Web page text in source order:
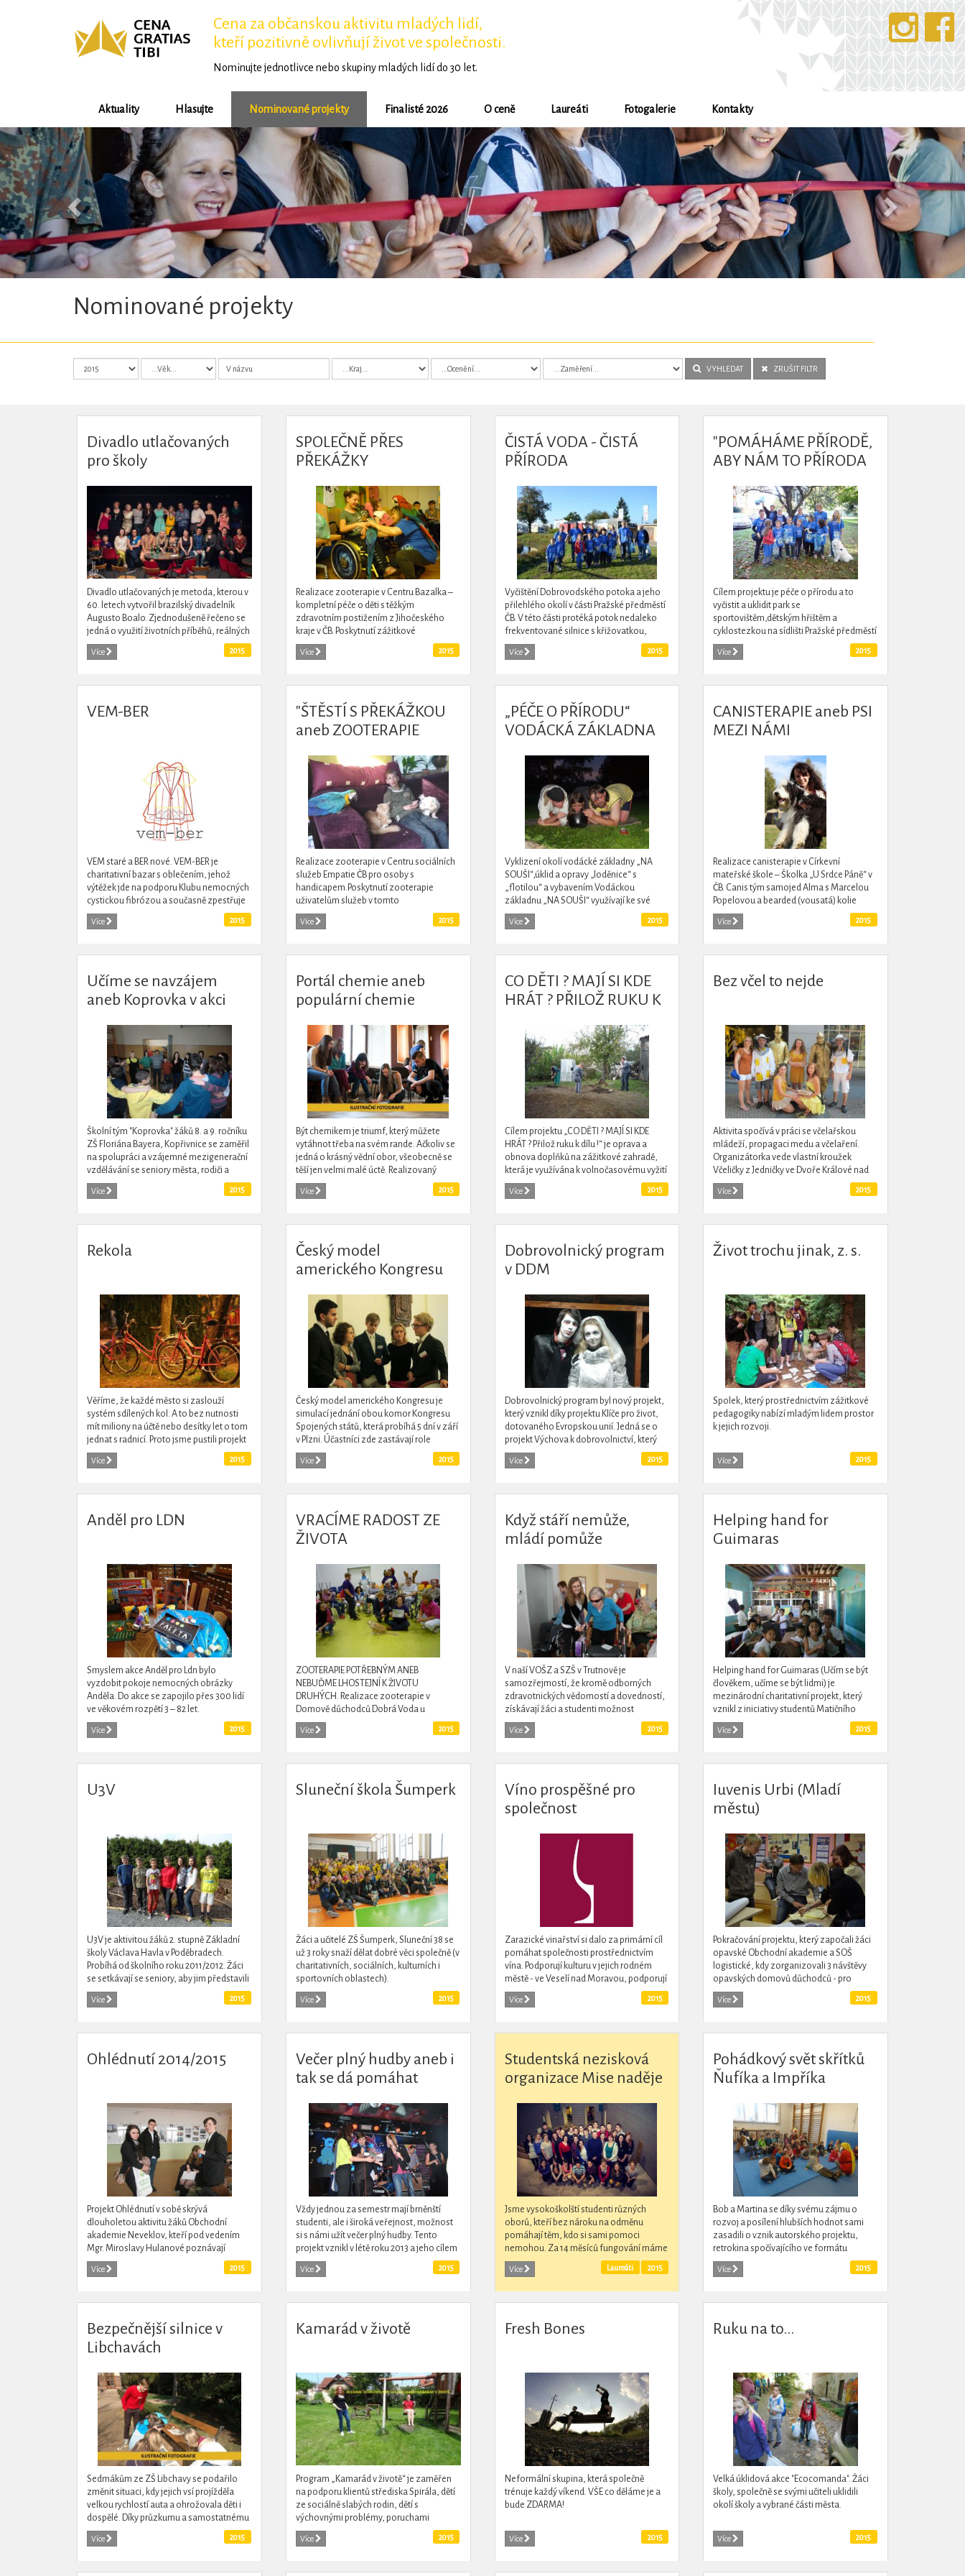
Cena za občanskou aktivitu mladých lidí,
kteří pozitivně ovlivňují život ve společnosti.
Nominujte jednotlivce nebo skupiny mladých lidí do 30 let.
Aktuality Hlasujte Nominované projekty Finalisté 2026 O ceně Laureáti Fotogalerie Kontakty
Předchozí Další
Nominované projekty
VYHLEDAT ZRUŠIT FILTR
Divadlo utlačovaných
pro školy
Divadlo utlačovaných je metoda, kterou v
60. letech vytvořil brazilský divadelník
Augusto Boalo. Zjednodušeně řečeno se
jedná o využití životních příběhů, reálných
situací a divadelních technik k práci se
sociálně...
Více 2015
SPOLEČNĚ PŘES
PŘEKÁŽKY
Realizace zooterapie v Centru Bazalka –
kompletní péče o děti s těžkým
zdravotním postižením z Jihočeského
kraje v ČB. Poskytnutí zážitkové
zooterapie a zooaktivit uživatelům
služeb v tomto zařízení.
Více 2015
ČISTÁ VODA - ČISTÁ
PŘÍRODA
Vyčištění Dobrovodského potoka a jeho
přilehlého okolí v části Pražské předměstí
ČB. V této části protéká potok nedaleko
frekventované silnice s křižovatkou,
průmyslovým areálem a garážemi.
Vodácké oddíly se...
Více 2015
"POMÁHÁME PŘÍRODĚ,
ABY NÁM TO PŘÍRODA
Cílem projektu je péče o přírodu a to
vyčistit a uklidit park se
sportovištěm,dětským hřištěm a
cyklostezkou na sídlišti Pražské předměstí
ČB. Tato „zelená prostranství“ jsou hojně
využíván rodinami, dětmi a...
Více 2015
VEM-BER
VEM staré a BER nové. VEM-BER je
charitativní bazar s oblečením, jehož
výtěžek jde na podporu Klubu nemocných
cystickou fibrózou a současně zpestřuje
život v Nymburce.
Více 2015
"ŠTĚSTÍ S PŘEKÁŽKOU
aneb ZOOTERAPIE
Realizace zooterapie v Centru sociálních
služeb Empatie ČB pro osoby s
handicapem.Poskytnutí zooterapie
uživatelům služeb v tomto
zařízení.Zooterapie speciální forma
fyzioterapie, socioterapie a
Více 2015
„PÉČE O PŘÍRODU“
VODÁCKÁ ZÁKLADNA
Vyklizení okolí vodácké základny „NA
SOUŠI“,úklid a opravy „loděnice“ s
„flotilou“ a vybavením.Vodáckou
základnu „NA SOUŠI“ využívají ke své
volnočasové a sportovní činnosti nejen
vodácké oddíly...
Více 2015
CANISTERAPIE aneb PSI
MEZI NÁMI
Realizace canisterapie v Církevní
mateřské škole – Školka „U Srdce Páně“ v
ČB. Canis tým samojed Alma s Marcelou
Popelovou a bearded (vousatá) kolie
Angus s Kristýnou Duškovou poskytli
canisterapii dětem této školky.
Více 2015
Učíme se navzájem
aneb Koprovka v akci
Školní tým "Koprovka" žáků 8. a 9. ročníku
ZŠ Floriána Bayera, Kopřivnice se zaměřil
na spolupráci a vzájemné mezigenerační
vzdělávání se seniory města, rodiči a
prarodiči žáků školy. Vzájemně se učí...
Více 2015
Portál chemie aneb
populární chemie
Být chemikem je triumf, který můžete
vytáhnot třeba na svém rande. Ačkoliv se
jedná o krásný vědní obor, všeobecně se
těší jen velmi malé úctě. Realizovaný
projekt se snaží o jeho popularizaci. Žáci
jsou vtažni...
Více 2015
CO DĚTI ? MAJÍ SI KDE
HRÁT ? PŘILOŽ RUKU K
Cílem projektu „CO DĚTI ? MAJÍ SI KDE
HRÁT ? Přilož ruku k dílu !“ je oprava a
obnova doplňků na zážitkové zahradě,
která je využívána k volnočasovému vyžití
organizovaných i neorganizovaných
jednotlivců a...
Více 2015
Bez včel to nejde
Aktivita spočívá v práci se včelařskou
mládeží, propagaci medu a včelaření.
Organizátorka vede vlastní kroužek
Včeličky z Jedničky ve Dvoře Králové nad
Labem, pravidelně organizuje pro děti z
místní základní...
Více 2015
Rekola
Věříme, že každé město si zaslouží
systém sdílených kol. A to bez nutnosti
mít miliony na účtě nebo desítky let o tom
jednat s radnicí. Proto jsme pustili projekt
Rekola - bezstanicový bikesharingový
systém. Již nyní...
Více 2015
Český model
amerického Kongresu
Český model amerického Kongresu je
simulací jednání obou komor Kongresu
Spojených států, která probíhá 5 dní v září
v Plzni. Účastníci zde zastávají role
poslanců, senátorů, lobbistů i novinářů a
učí se, jak...
Více 2015
Dobrovolnický program
v DDM
Dobrovolnický program byl nový projekt,
který vznikl díky projektu Klíče pro život,
dotovaného Evropskou unií. Jedná se o
projekt Výchova k dobrovolnictví, který
nabízí mládeži možnosti, jak smysluplně
vyplnit svůj...
Více 2015
Život trochu jinak, z. s.
Spolek, který prostřednictvím zážitkové
pedagogiky nabízí mladým lidem prostor
k jejich rozvoji.
Více 2015
Anděl pro LDN
Smyslem akce Anděl pro Ldn bylo
vyzdobit pokoje nemocných obrázky
Anděla. Do akce se zapojilo přes 300 lidí
ve věkovém rozpětí 3 – 82 let.
Více 2015
VRACÍME RADOST ZE
ŽIVOTA
ZOOTERAPIE POTŘEBNÝM ANEB
NEBUĎME LHOSTEJNÍ K ŽIVOTU
DRUHÝCH. Realizace zooterapie v
Domově důchodců Dobrá Voda u
ČB.Poskytnutí zážitkové zooterapie a
zooaktivit místním uživatelům služeb v
Více 2015
Když stáří nemůže,
mládí pomůže
V naší VOŠZ a SZŠ v Trutnově je
samozřejmostí, že kromě odborných
zdravotnických vědomostí a dovedností,
získávají žáci a studenti možnost
realizovat své budoucí představy
zdravotnické profese v řadě...
Více 2015
Helping hand for
Guimaras
Helping hand for Guimaras (Učím se být
člověkem, učíme se být lidmi) je
mezinárodní charitativní projekt, který
vznikl z iniciativy studentů Matičního
gymnázia v Ostravě na konci roku 2013.
Tento projekt pomáhá dětem z...
Více 2015
U3V
U3V je aktivitou žáků 2. stupně Základní
školy Václava Havla v Poděbradech.
Probíhá od školního roku 2011/2012. Žáci
se setkávají se seniory, aby jim představili
školu dnešních dnů. Aktivita činí ze školy...
Více 2015
Sluneční škola Šumperk
Žáci a učitelé ZŠ Šumperk, Sluneční 38 se
už 3 roky snaží dělat dobré věci společně (v
charitativních, sociálních, kulturních i
sportovních oblastech).
Více 2015
Víno prospěšné pro
společnost
Zarazické vinařství si dalo za primární cíl
pomáhat společnosti prostřednictvím
vína. Podporují kulturu v jejich rodném
městě - ve Veselí nad Moravou, podporují
obor lidského zdraví a prevence -
speciální edice vína...
Více 2015
Iuvenis Urbi (Mladí
městu)
Pokračování projektu, který započali žáci
opavské Obchodní akademie a SOŠ
logistické, kdy zorganizovali 3 návštěvy
opavských domovů důchodců - pro
seniory připravili kulturní program a
věnovali almanach literárních...
Více 2015
Ohlédnutí 2014/2015
Projekt Ohlédnutí v sobě skrývá
dlouholetou aktivitu žáků Obchodní
akademie Neveklov, kteří pod vedením
Mgr. Miroslavy Hulanové poznávají
netradičně československé dějiny.
Více 2015
Večer plný hudby aneb i
tak se dá pomáhat
Vždy jednou za semestr mají brněnští
studenti, ale i široká veřejnost, možnost
si s námi užít večer plný hudby. Tento
projekt vznikl v létě roku 2013 a jeho cílem
je upozornit na děti, kterým osud právě
nepřál a...
Více 2015
Studentská nezisková
organizace Mise naděje
Jsme vysokoškolští studenti různých
oborů, kteří bez nároku na odměnu
pomáhají těm, kdo si sami pomoci
nemohou. Za 14 měsíců fungování máme
přes 10 fungujících dobročinných projektů
zaměřených na pomoc...
Více 2015
Laureáti
Pohádkový svět skřítků
Ňufíka a Impříka
Bob a Martina se díky svému zájmu o
rozvoj a posílení hlubších hodnot sami
zasadili o vznik autorského projektu,
retrokina spočívajícího ve formátu
podobnému starým promítačkovým
pohádkám. Díky moderní technice však...
Více 2015
Bezpečnější silnice v
Libchavách
Sedmákům ze ZŠ Libchavy se podařilo
změnit situaci, kdy jejich vsí projížděla
velkou rychlostí auta a ohrožovala děti i
dospělé. Díky průzkumu a samostatnému
jednání s policií a starostkou dosáhli
instalace radarů....
Více 2015
Kamarád v životě
Program „Kamarád v životě“ je zaměřen
na podporu klientů střediska Spirála, dětí
ze sociálně slabých rodin, dětí s
výchovnými problémy, poruchami
komunikace.
Více 2015
Fresh Bones
Neformální skupina, která společně
trénuje každý víkend. VŠE co děláme je a
bude ZDARMA!
Více 2015
Ruku na to...
Velká úklidová akce "Ecocomanda". Žáci
školy, společně se svými učiteli uklidili
okolí školy a vybrané části města.
Více 2015